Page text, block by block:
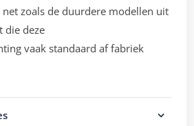
zoals de duurdere modellen uit
die deze
vaak standaard af fabriek